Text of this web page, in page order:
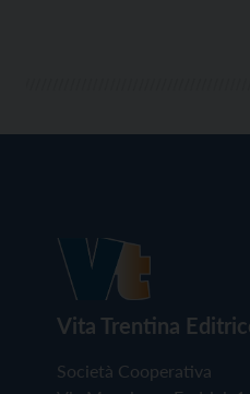
Vita Trentina
Società Cooperativa